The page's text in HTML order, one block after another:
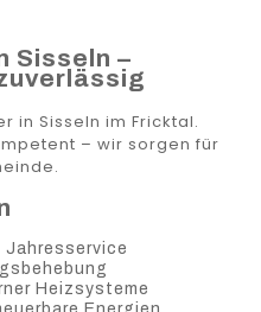
Sisseln –
in Sisseln im Fricktal.
– wir sorgen für
Jahresservice
Heizsysteme